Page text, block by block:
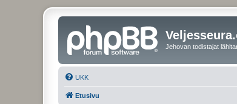
Jehovan todistajat
UKK
Etusivu